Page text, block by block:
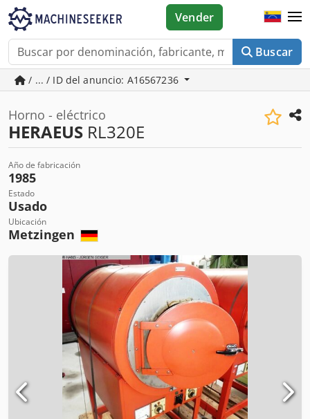
Buscar
Vender
/ ... / ID del anuncio: A16567236
Horno - eléctrico
HERAEUS RL320E
Año de fabricación
1985
Estado
Usado
Ubicación
Metzingen